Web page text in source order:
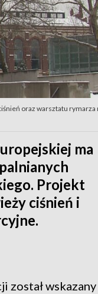
oraz warsztatu rymarza
ma
Projekt
ciśnień i
został